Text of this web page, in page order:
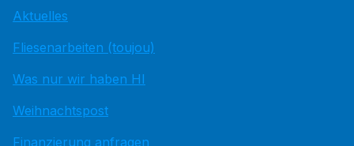
Aktuelles
Fliesenarbeiten (toujou)
Was nur wir haben HI
Weihnachtspost
Finanzierung anfragen